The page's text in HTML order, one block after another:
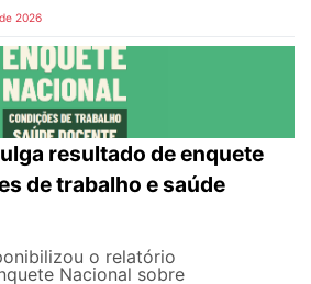
2026
resultado de enquete
de trabalho e saúde
o relatório
Nacional sobre